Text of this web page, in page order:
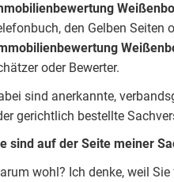
den Gelben Seiten
oder Bewerter.
sind anerkannte,
gerichtlich bestellte
sind auf der Seite meiner
wohl? Ich denke, weil